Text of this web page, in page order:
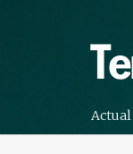
Actual